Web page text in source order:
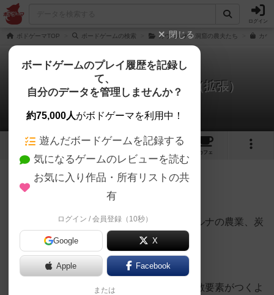
ログイン
ボドゲーマTOP ボードゲームの検索 カヴェルナ：洞窟の農夫たち カヴ
カヴェルナ：狂乱の魔物たち（拡張）
リーゼンドルフさんのレビュー
4 3
カフェ
609名 9名 0 3年以上前
カヴェルナの第二拡張アグリコラやカヴェルナの農業、炭
鉱開発のゲームだったのが・・・
オークがやってきて荒らしまわるという外敵要素がつくよ
閉じる
ボードゲームのプレイ履歴を記録し
て、
自分のデータを管理しませんか？
約75,000人がボドゲーマを利用中！
遊んだボードゲームを記録する
気になるゲームのレビューを読む
お気に入り作品・所有リストの共
有
ログイン / 会員登録（10秒）
Google X
Apple Facebook
または